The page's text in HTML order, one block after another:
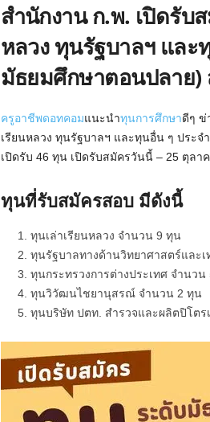
สำนักงาน ก.พ. เปิดรับ
หลวง ทุนรัฐบาลฯ และ
มัธยมศึกษาตอนปลาย)
ครูอาชีพดอทคอมแนะนำทุนการศึกษาดีๆ ข่
เรียนหลวง ทุนรัฐบาลฯ และทุนอื่น ๆ ประ
เปิดรับ 46 ทุน เปิดรับสมัครวันนี้ – 25 ตุลา
ทุนที่รับสมัครสอบ มีดังนี้
ทุนเล่าเรียนหลวง จำนวน 9 ทุน
ทุนรัฐบาลทางด้านวิทยาศาสตร์และ
ทุนกระทรวงการต่างประเทศ จำนวน
ทุนวิวัฒนไชยานุสรณ์ จำนวน 2 ทุน
ทุนบริษัท ปตท. สำรวจและผลิตปิโต